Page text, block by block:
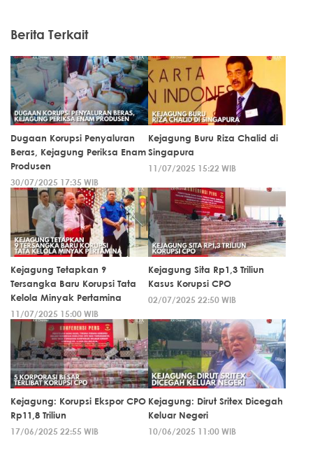
Berita Terkait
Dugaan Korupsi Penyaluran
Beras, Kejagung Periksa Enam
Produsen
30/07/2025 17:35 WIB
Kejagung Buru Riza Chalid di
Singapura
11/07/2025 15:22 WIB
Kejagung Tetapkan 9
Tersangka Baru Korupsi Tata
Kelola Minyak Pertamina
11/07/2025 15:00 WIB
Kejagung Sita Rp1,3 Triliun
Kasus Korupsi CPO
02/07/2025 22:50 WIB
Kejagung: Korupsi Ekspor CPO
Rp11,8 Triliun
17/06/2025 22:55 WIB
Kejagung: Dirut Sritex Dicegah
Keluar Negeri
10/06/2025 11:00 WIB